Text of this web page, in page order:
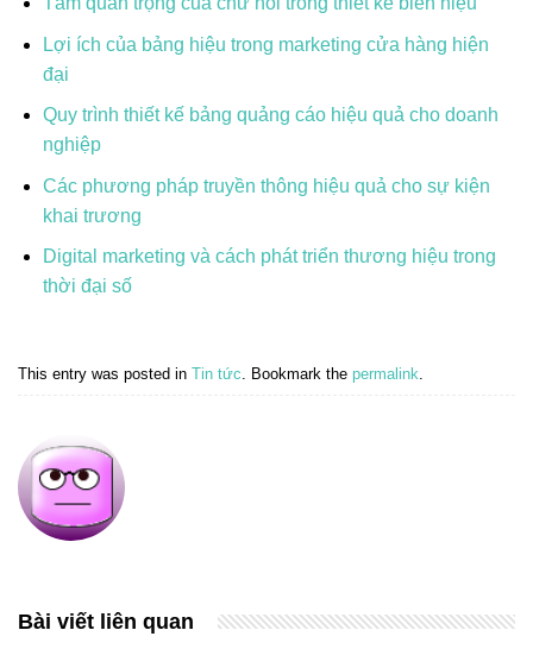
Lợi ích của bảng hiệu trong marketing cửa hàng hiện
đại
Quy trình thiết kế bảng quảng cáo hiệu quả cho doanh
nghiệp
Các phương pháp truyền thông hiệu quả cho sự kiện
khai trương
Digital marketing và cách phát triển thương hiệu trong
thời đại số
This entry was posted in Tin tức . Bookmark the permalink
Bài viết liên quan